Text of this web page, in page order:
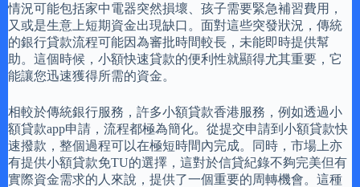
情況可能包括家中電器突然損壞、孩子需要緊急補習費用，
又或是生意上短期資金出現缺口。面對這些突發狀況，傳統
的銀行貸款流程可能因為審批時間較長，未能即時提供幫
助。這個時候，小額快速貸款的便利性就顯得尤其重要，它
能讓您迅速獲得所需的資金。
相較於傳統銀行服務，許多小額貸款香港服務，例如透過小
額貸款app申請，流程都極為簡化。從提交申請到小額貸款快
速撥款，整個過程可以在極短時間內完成。同時，市場上亦
有提供小額貸款免TU的選擇，這對於信貸紀錄不夠完美但有
實際資金需求的人來說，提供了一個重要的周轉機會。這種